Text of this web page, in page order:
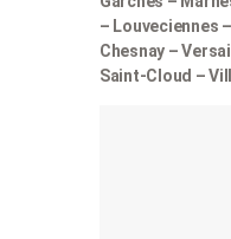
– Louveciennes
Chesnay –
Saint-Cloud –